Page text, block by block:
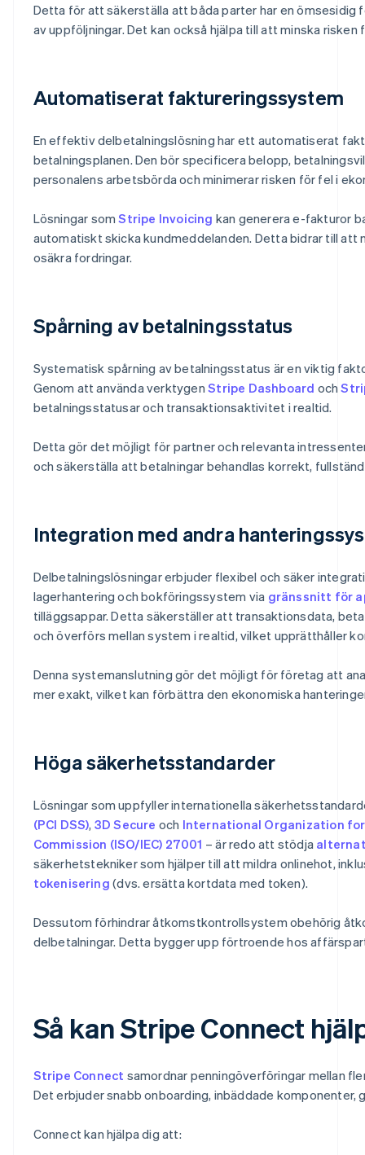
Detta för att säkerställa att båda parter har en
av uppföljningar. Det kan också hjälpa till att minska risken
Automatiserat faktureringssystem
En effektiv delbetalningslösning har ett automatiserat
betalningsplanen. Den bör specificera belopp,
personalens arbetsbörda och minimerar risken för fel i
Lösningar somStripe Invoicing kan generera e-fakturor
automatiskt skicka kundmeddelanden. Detta bidrar till att
osäkra fordringar.
Spårning av betalningsstatus
Systematisk spårning av betalningsstatus är en viktig
Genom att använda verktygenStripe Dashboard och
betalningsstatusar och transaktionsaktivitet i realtid.
Detta gör det möjligt för partner och relevanta
och säkerställa att betalningar behandlas korrekt,
Integration med andra
Delbetalningslösningar erbjuder flexibel och säker
lagerhantering och bokföringssystem via gränssnitt för
tilläggsappar. Detta säkerställer att transaktionsdata,
och överförs mellan system i realtid, vilket upprätthåller
Denna systemanslutning gör det möjligt för företag att
mer exakt, vilket kan förbättra den ekonomiska
Höga säkerhetsstandarder
Lösningar som uppfyller internationella
(PCI DSS), 3D Secure och International Organization
Commission (ISO/IEC) 27001 – är redo att stödja
säkerhetstekniker som hjälper till att mildra onlinehot,
tokenisering (dvs. ersätta kortdata med token).
Dessutom förhindrar åtkomstkontrollsystem obehörig
delbetalningar. Detta bygger upp förtroende hos
Så kan Stripe Connect
Stripe Connect samordnar penningöverföringar mellan
Det erbjuder snabb onboarding, inbäddade komponenter,
Connect kan hjälpa dig att: